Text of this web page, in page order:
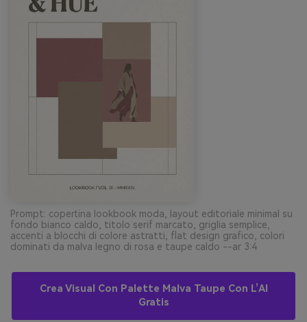
Prompt: copertina lookbook moda, layout editoriale minimal su
fondo bianco caldo, titolo serif marcato, griglia semplice,
accenti a blocchi di colore astratti, flat design grafico, colori
dominati da malva legno di rosa e taupe caldo --ar 3:4
Crea Visual Con Palette Malva Taupe Con L’AI
Gratis